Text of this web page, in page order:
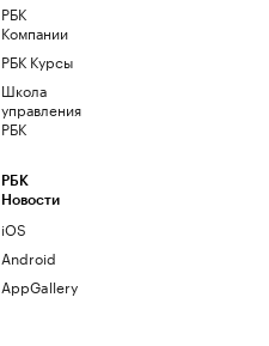
РБК
Компании
РБК Курсы
Школа
управления
РБК
РБК
Новости
iOS
Android
AppGallery